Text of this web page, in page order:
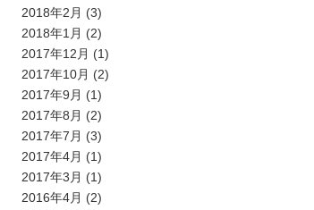
2018年2月 (3)
2018年1月 (2)
2017年12月 (1)
2017年10月 (2)
2017年9月 (1)
2017年8月 (2)
2017年7月 (3)
2017年4月 (1)
2017年3月 (1)
2016年4月 (2)